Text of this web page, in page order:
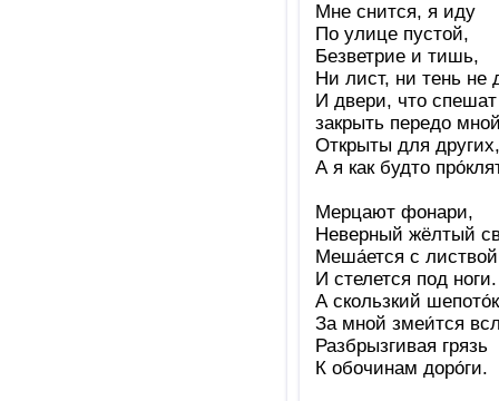
Мне снится, я иду
По улице пустой,
Безветрие и тишь,
Ни лист, ни тень не
И двери, что спешат
закрыть передо
Открыты для других,
А я как будто
Мерцают фонари,
Неверный жёлтый
Меша́ется с листвой
И стелется под ноги.
А скользкий шепото́к
За мной змеи́тся
Разбрызгивая грязь
К обочинам доро́ги.